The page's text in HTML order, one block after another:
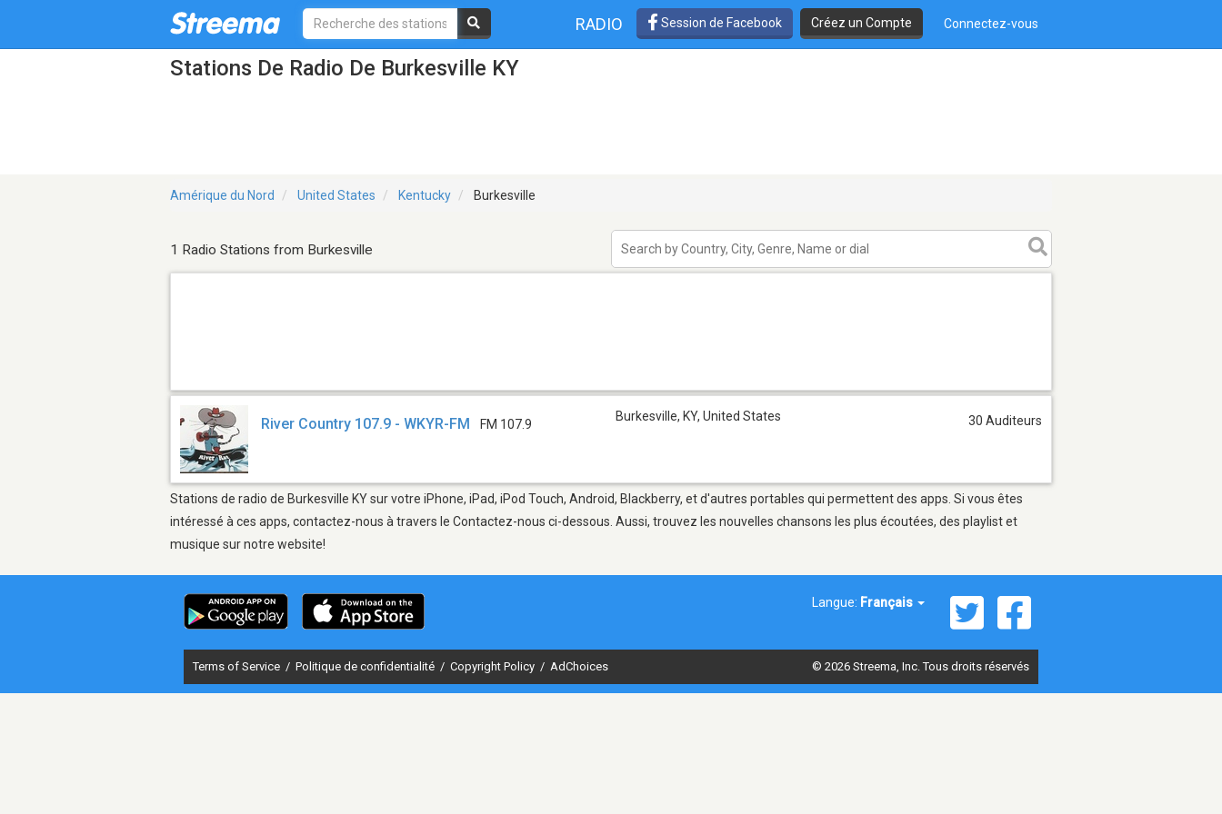
RADIO Session de Facebook Créez un Compte Connectez-vous
Stations De Radio De Burkesville KY
Amérique du Nord United States Kentucky Burkesville
1 Radio Stations from Burkesville
River Country 107.9 - WKYR-FM FM 107.9
Burkesville, KY, United States 30 Auditeurs
Stations de radio de Burkesville KY sur votre iPhone, iPad, iPod Touch, Android, Blackberry, et d'autres portables qui permettent des apps. Si vous êtes
intéressé à ces apps, contactez-nous à travers le Contactez-nous ci-dessous. Aussi, trouvez les nouvelles chansons les plus écoutées, des playlist et
musique sur notre website!
Langue: Français
Terms of Service / Politique de confidentialité / Copyright Policy / AdChoices © 2026 Streema, Inc. Tous droits réservés